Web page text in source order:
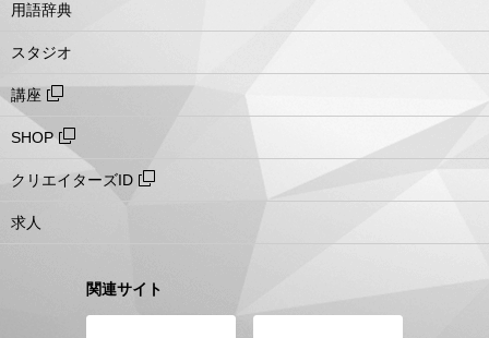
用語辞典
スタジオ
講座
SHOP
クリエイターズID
求人
関連サイト